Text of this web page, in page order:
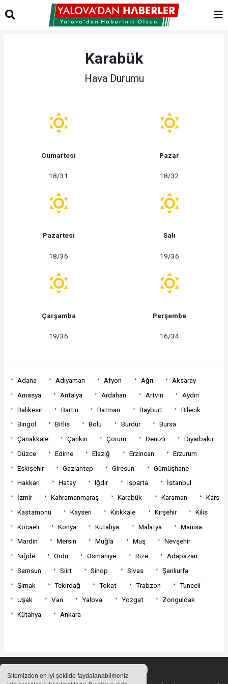
Sitemizden en iyi şekilde faydalanabilmeniz
Karabük
Hava Durumu
Cumartesi
18/31
Pazar
18/32
Pazartesi
18/36
Salı
19/36
Çarşamba
19/36
Perşembe
16/34
Adana Adıyaman Afyon Ağrı
Aksaray
Amasya
Antalya Ardahan Artvin
Aydın
Balıkesir
Bartın Batman Bayburt
Bilecik
Bingöl
Bitlis Bolu Burdur
Bursa
Çanakkale
Çankırı Çorum Denizli
Diyarbakır
Düzce
Edirne Elazığ Erzincan
Erzurum
Eskişehir
Gaziantep Giresun
Gümüşhane
Hakkari
Hatay Iğdır Isparta
İstanbul
İzmir
Kahramanmaraş Karabük Karaman
Kars
Kastamonu
Kayseri Kırıkkale Kırşehir
Kilis
Kocaeli
Konya Kütahya Malatya
Manisa
Mardin
Mersin Muğla Muş
Nevşehir
Niğde
Ordu Osmaniye Rize
Adapazarı
Samsun
Siirt Sinop Sivas
Şanlıurfa
Şırnak
Tekirdağ Tokat Trabzon
Tunceli
Uşak
Van Yalova Yozgat
Zonguldak
Kütahya
Ankara